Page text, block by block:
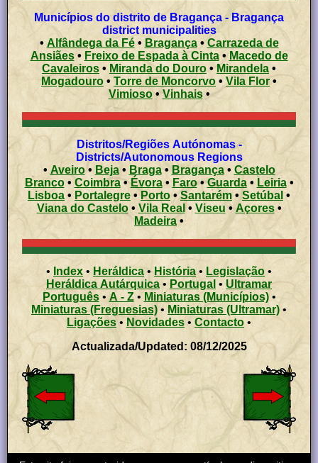
Municípios do distrito de Bragança - Bragança
district municipalities
• Alfândega da Fé• Bragança•Carrazeda de
Ansiães• Freixo de Espada à Cinta• Macedo de
Cavaleiros • Miranda do Douro •Mirandela •
Mogadouro • Torre de Moncorvo • Vila Flor•
Vimioso•Vinhais•
Distritos/Regiões Autónomas -
Districts/Autonomous Regions
• Aveiro• Beja• Braga• Bragança• Castelo
Branco•Coimbra•Évora• Faro•Guarda• Leiria•
Lisboa • Portalegre •Porto •Santarém• Setúbal •
Viana do Castelo• Vila Real • Viseu• Açores •
Madeira •
• Index • Heráldica•História • Legislação •
Heráldica Autárquica• Portugal • Ultramar
Português•A - Z• Miniaturas (Municípios)•
Miniaturas (Freguesias) • Miniaturas (Ultramar) •
Ligações • Novidades • Contacto •
Actualizada/Updated: 08/12/2025